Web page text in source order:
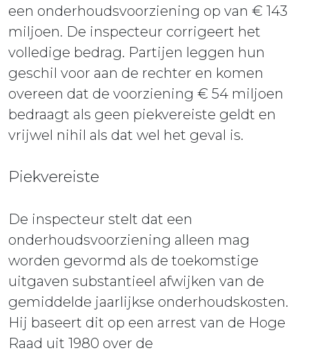
een onderhoudsvoorziening op van € 143
miljoen. De inspecteur corrigeert het
volledige bedrag. Partijen leggen hun
geschil voor aan de rechter en komen
overeen dat de voorziening € 54 miljoen
bedraagt als geen piekvereiste geldt en
vrijwel nihil als dat wel het geval is.
Piekvereiste
De inspecteur stelt dat een
onderhoudsvoorziening alleen mag
worden gevormd als de toekomstige
uitgaven substantieel afwijken van de
gemiddelde jaarlijkse onderhoudskosten.
Hij baseert dit op een arrest van de Hoge
Raad uit 1980 over de